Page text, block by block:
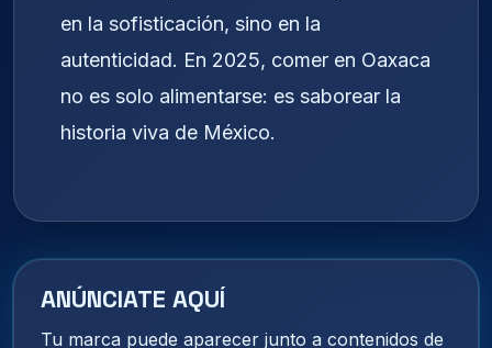
en la sofisticación, sino en la
autenticidad. En 2025, comer en Oaxaca
no es solo alimentarse: es saborear la
historia viva de México.
ANÚNCIATE AQUÍ
Tu marca puede aparecer junto a contenidos de